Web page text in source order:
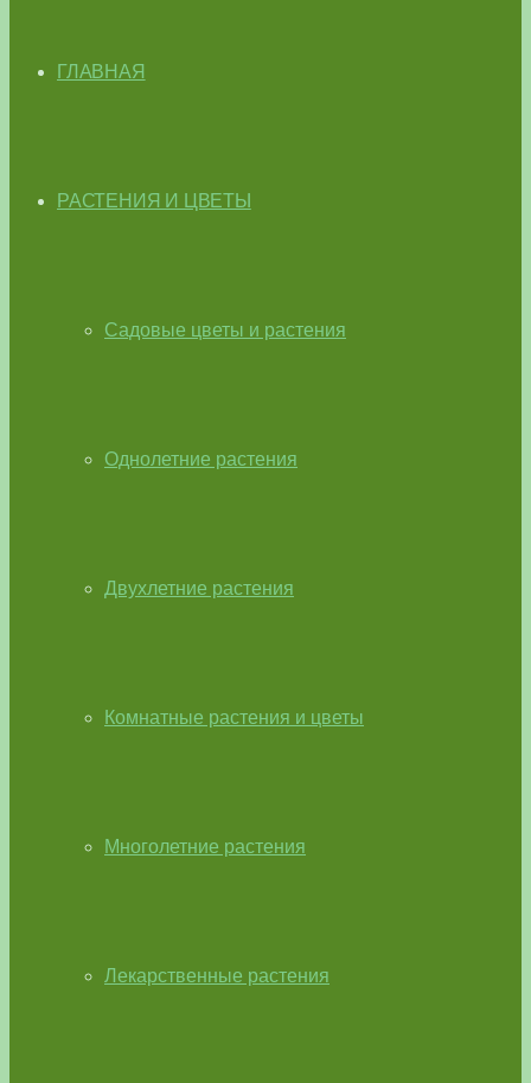
ГЛАВНАЯ
РАСТЕНИЯ И ЦВЕТЫ
Садовые цветы и растения
Однолетние растения
Двухлетние растения
Комнатные растения и цветы
Многолетние растения
Лекарственные растения